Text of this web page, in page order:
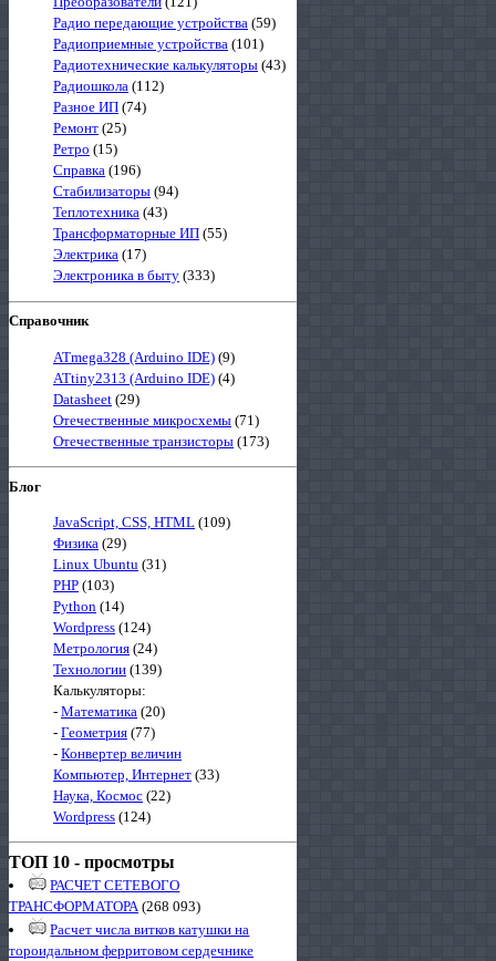
Радио передающие устройства (59)
Радиоприемные устройства (101)
Радиотехнические калькуляторы (43)
Радиошкола (112)
Разное ИП (74)
Ремонт (25)
Ретро (15)
Справка (196)
Стабилизаторы (94)
Теплотехника (43)
Трансформаторные ИП (55)
Электрика (17)
Электроника в быту (333)
Справочник
ATmega328 (Arduino IDE) (9)
ATtiny2313 (Arduino IDE) (4)
Datasheet (29)
Отечественные микросхемы (71)
Отечественные транзисторы (173)
Блог
JavaScript, CSS, HTML (109)
Физика (29)
Linux Ubuntu (31)
PHP (103)
Python (14)
Wordpress (124)
Метрология (24)
Технологии (139)
Калькуляторы:
- Математика (20)
- Геометрия (77)
- Конвертер величин
Компьютер, Интернет (33)
Наука, Космос (22)
Wordpress (124)
ТОП 10 - просмотры
РАСЧЕТ СЕТЕВОГО
ТРАНСФОРМАТОРА(268 093)
Расчет числа витков катушки на
тороидальном ферритовом сердечнике